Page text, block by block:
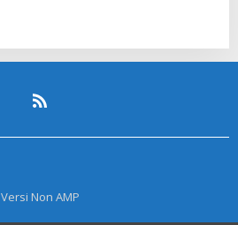
Versi Non AMP